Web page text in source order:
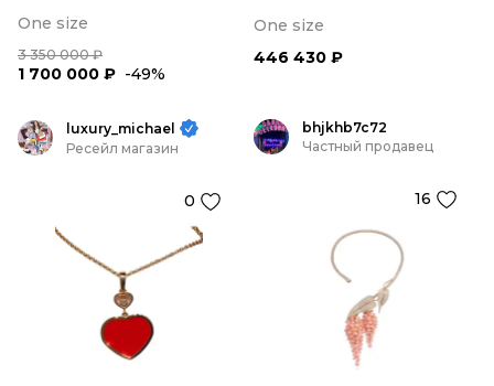
One size
3 350 000 ₽
1 700 000 ₽ -49%
One size
446 430 ₽
luxury_michael
Ресейл магазин
0
bhjkhb7c72
Частный продавец
16